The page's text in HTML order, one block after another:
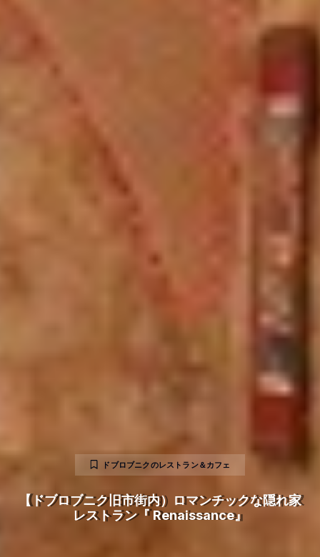
ドブロブニクのレストラン＆カフェ
【ドブロブニク旧市街内）ロマンチックな隠れ家
レストラン『 Renaissance』